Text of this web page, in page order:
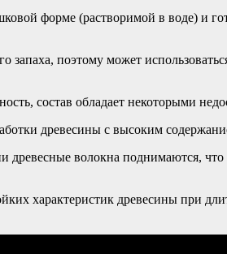
форме (растворимой в воде) и
запаха, поэтому может
состав обладает некоторыми
древесины с высоким
волокна поднимаются, что
характеристик древесины при